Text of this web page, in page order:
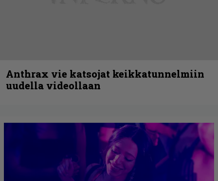
Anthrax vie katsojat keikkatunnelmiin
uudella videollaan